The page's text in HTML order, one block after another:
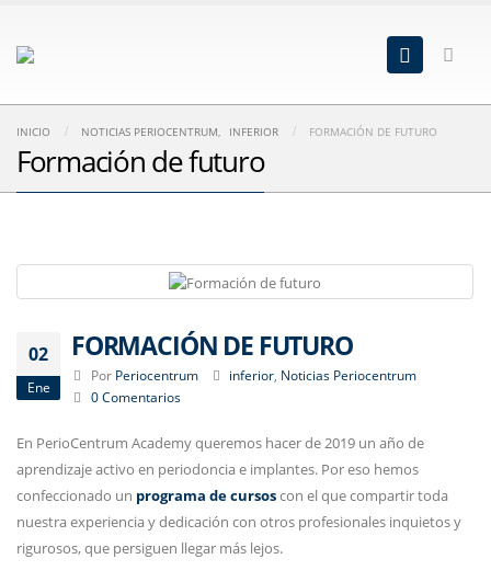
INICIO NOTICIAS PERIOCENTRUM, INFERIOR FORMACIÓN DE FUTURO
Formación de futuro
02
Ene
FORMACIÓN DE FUTURO
Por Periocentrum inferior Noticias Periocentrum
0 Comentarios
En PerioCentrum Academy queremos hacer de 2019 un año de
aprendizaje activo en periodoncia e implantes. Por eso hemos
confeccionado un programa de cursoscon el que compartir toda
nuestra experiencia y dedicación con otros profesionales inquietos y
rigurosos, que persiguen llegar más lejos.